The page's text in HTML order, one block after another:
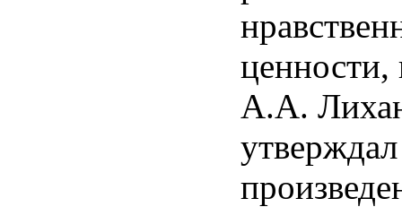
ценности,
А.А.